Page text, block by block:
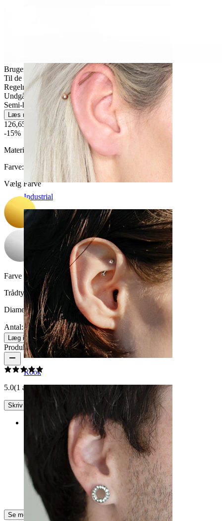
Industrial
Rook
Brugervenligt
Til de fleste hudtyper
Regelmæssig brug
Undgå vand
Semi-holdbar
Læs mere
126,65 kr
149,00 kr
-15%
Materiale:
Kirurgisk stål / Messing
Farve:
Vælg Farve
Farve på sten:Klar
Trådtykkelse:1,6 mm
Diameter: 11 mm
Antal: 1
Skift
Læg i kurv
Produktanmeldelser
5.0(1 anmeldelser)
Skriv en anmeldelse
Rating
OK
OK
Kaitlin Bekræftet køb
Se mere